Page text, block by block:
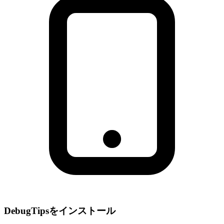
DebugTipsをインストール